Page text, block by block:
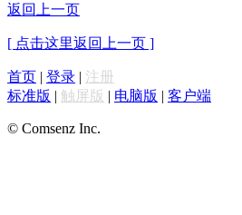
返回上一页
[ 点击这里返回上一页 ]
首页 | 登录 | 注册
标准版 | 触屏版 | 电脑版 | 客户端
© Comsenz Inc.